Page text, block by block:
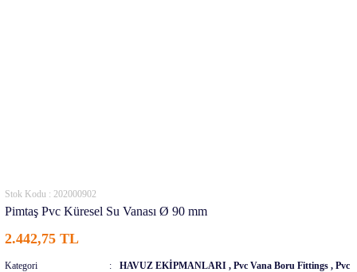
Stok Kodu : 202000902
Pimtaş Pvc Küresel Su Vanası Ø 90 mm
2.442,75 TL
Kategori HAVUZ EKİPMANLARI , Pvc Vana Boru Fittings , Pvc